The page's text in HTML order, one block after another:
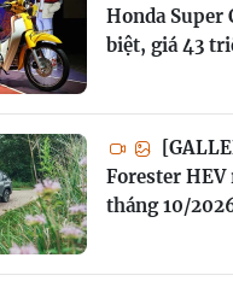
Honda Super
biệt, giá 43
Forester HEV
tháng 10/